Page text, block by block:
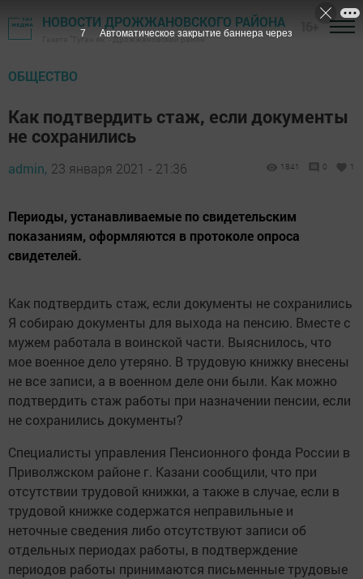
НОВОСТИ ДРОЖЖАНОВСКОГО РАЙОНА
Газета "Туган як" - Дрожжановский район
ОБЩЕСТВО
Как подтвердить стаж, если документы
не сохранились
admin, 23 января 2021 - 21:36 1841 0 1
Периоды, устанавливаемые по свидетельским
показаниям, оформляются в протоколе опроса
свидетелей.
Как подтвердить стаж, если документы не сохранились
Я собираю документы для выхода на пенсию. Вместе с
мужем работала в воинской части. Выяснилось, что
мое военное дело утеряно. В трудовую книжку внесены
не все записи, а в военном деле они были. Как можно
подтвердить стаж работы при назначении пенсии, если
не сохранились документы?
Специалисты управления Пенсионного фонда России в
Приволжском районе г. Казани сообщили, что при
отсутствии трудовой книжки, а также в случае, если в
трудовой книжке содержатся неправильные и
неточные сведения либо отсутствуют записи об
отдельных периодах работы, в подтверждение
периодов работы принимаются письменные трудовые
6 Автоматическое закрытие баннера через